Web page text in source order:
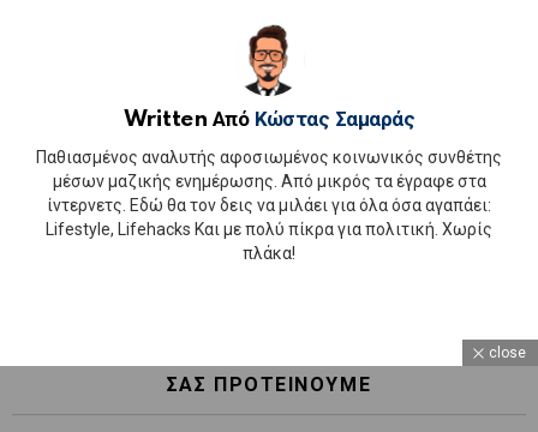
Written Από Κώστας Σαμαράς
Παθιασμένος αναλυτής αφοσιωμένος κοινωνικός συνθέτης
μέσων μαζικής ενημέρωσης. Από μικρός τα έγραφε στα
ίντερνετς. Εδώ θα τον δεις να μιλάει για όλα όσα αγαπάει:
Lifestyle, Lifehacks Και με πολύ πίκρα για πολιτική. Χωρίς
πλάκα!
ΣΑΣ ΠΡΟΤΕΙΝΟΥΜΕ
close